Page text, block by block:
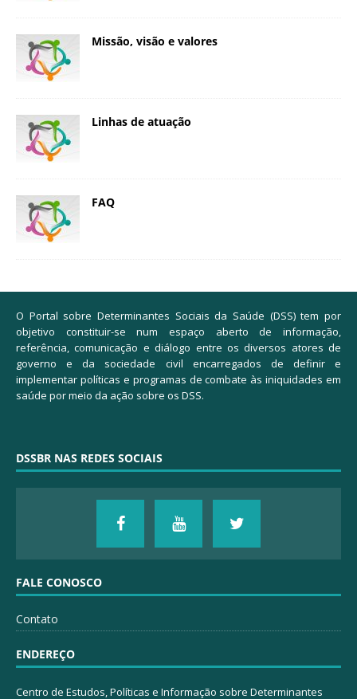
Missão, visão e valores
Linhas de atuação
FAQ
O Portal sobre Determinantes Sociais da Saúde (DSS) tem por
objetivo constituir-se num espaço aberto de informação,
referência, comunicação e diálogo entre os diversos atores de
governo e da sociedade civil encarregados de definir e
implementar políticas e programas de combate às iniquidades em
saúde por meio da ação sobre os DSS.
DSSBR NAS REDES SOCIAIS
FALE CONOSCO
Contato
ENDEREÇO
Centro de Estudos, Políticas e Informação sobre Determinantes